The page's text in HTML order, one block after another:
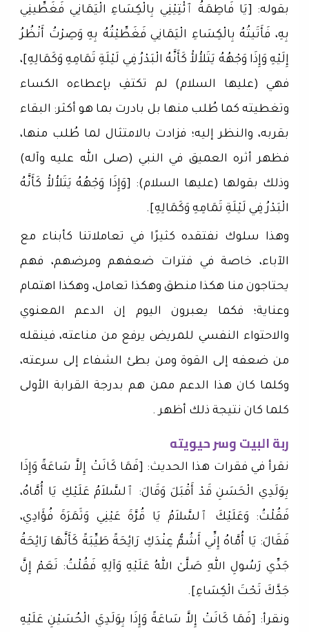
بقوله: [يَا فَاطِمَةُ ٱئْتِيْنِي بِالْكِسَاءِ الْيَمَانِي فَغَطِّينِي
بِهِ، فَأَتَيتُهُ بِالْكِسَاءِ الْيَمَانِي فَغَطِّيْتُهُ بِهِ وَصِرْتُ أَنْظُرُ
إِلَيْهِ وَإِذَا وَجْهُهُ يَتَلأْلأْ كَأَنَّهُ الْبَدْرُ فِي لَيْلَةِ تَمَامِهِ وَكَمَالِهِ]،
فهي (عليها السلام) لم تكتفِ بإعطاءه الكساء
وتغطيته كما طُلب منها بل بادرت بما هو أكثر: البقاء
بقربه، والنظر إليه؛ فزادت بالامتثال لما طُلب منها،
فظهر أثره العميق في النبي (صلى الله عليه وآله)
وذلك بقولها (عليها السلام): [وَإِذَا وَجْهُهُ يَتَلأْلأْ كَأَنَّهُ
الْبَدْرُ فِي لَيْلَةِ تَمَامِهِ وَكَمَالِهِ].
وهذا سلوك نفتقده كثيرًا في تعاملاتنا كأبناء مع
الآباء، خاصة في فترات ضعفهم ومرضهم، فهم
يحتاجون منا هكذا منطق وهكذا تعامل، وهكذا اهتمام
وعناية؛ فكما يعبرون اليوم إن الدعم المعنوي
والاحتواء النفسي للمريض يرفع من مناعته، فينقله
من ضعفه إلى القوة ومن بطئ الشفاء إلى سرعته،
وكلما كان هذا الدعم ممن هم بدرجة القرابة الأولى
كلما كان نتيجة ذلك أظهر .
ربة البيت وسر حيويته
نقرأ في فقرات هذا الحديث: [فَمَا كَانَتْ إِلاَّ سَاعَةً وَإِذَا
بِوَلَدِي الْحَسَنِ قَدْ أَقْبَلَ وَقَالَ: ٱلسَّلاَمُ عَلَيْكِ يَا أُمَّاهُ،
فَقُلْتُ: وَعَلَيْكَ ٱلسَّلاَمُ يَا قُرَّةَ عَيْنِي وَثَمَرَةَ فُؤَادِي،
فَقَالَ: يَا أُمَّاهُ إِنِّي أَشُمُّ عِنْدَكِ رَائِحَةً طَيِّبَةً كَأَنَّهَا رَائِحَةُ
جَدِّي رَسُولِ اللهِ صَلَّىٰ اللهُ عَلَيْهِ وَآلِهِ فَقُلْتُ: نَعَمْ إِنَّ
جَدَّكَ تَحْتَ الْكِسَاءِ].
ونقرأ: [فَمَا كَانَتْ إِلاَّ سَاعَةً وَإِذَا بِوَلَدِيَ الْحُسَيْنِ عَلَيْهِ